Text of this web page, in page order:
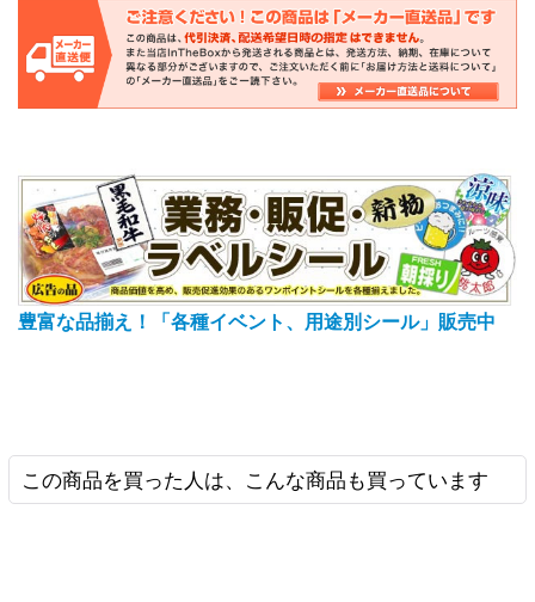
豊富な品揃え！「各種イベント、用途別シール」販売中
この商品を買った人は、こんな商品も買っています